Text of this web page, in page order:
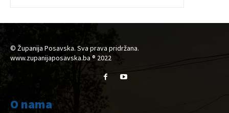
© Županija Posavska. Sva prava pridržana.
www.zupanijaposavska.ba ® 2022
O nama